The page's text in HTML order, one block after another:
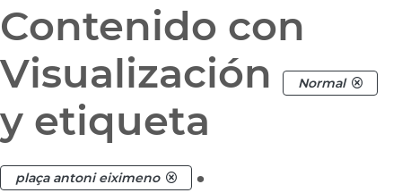
Contenido con
Visualización
Normal
y etiqueta
plaça antoni eiximeno .